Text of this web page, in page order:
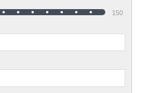
150